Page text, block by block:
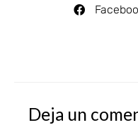
Deja un